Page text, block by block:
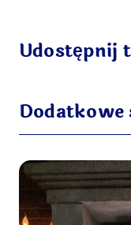
Udostępnij